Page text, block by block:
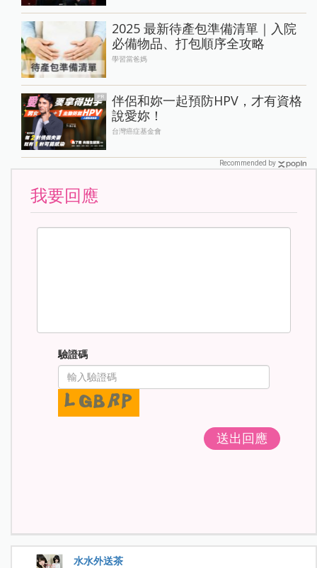
2025 最新待產包準備清單｜入院
必備物品、打包順序全攻略
學習當爸媽
PR
伴侶和妳一起預防HPV，才有資格
說愛妳！
台灣癌症基金會
Recommended by
我要回應
驗證碼
送出回應
水水外送茶